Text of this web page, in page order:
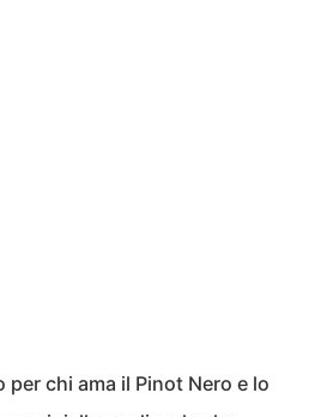
chi ama il Pinot Nero e lo